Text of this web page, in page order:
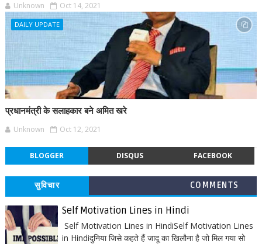
Unknown Oct 14, 2021
DAILY UPDATE
प्रधानमंत्री के सलाहकार बने अमित खरे
Unknown Oct 12, 2021
BLOGGER DISQUS FACEBOOK
सुविचार COMMENTS
Self Motivation Lines in Hindi
Self Motivation Lines in HindiSelf Motivation Lines
in Hindiदुनिया जिसे कहते हैं जादू का खिलौना है जो मिल गया सो